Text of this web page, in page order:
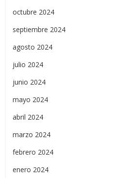
octubre 2024
septiembre 2024
agosto 2024
julio 2024
junio 2024
mayo 2024
abril 2024
marzo 2024
febrero 2024
enero 2024